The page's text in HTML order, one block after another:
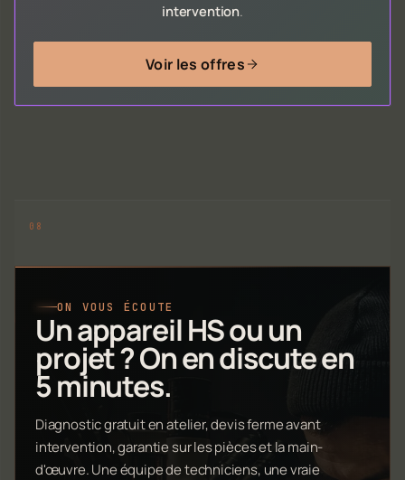
intervention.
Voir les offres
ON VOUS ÉCOUTE
Un appareil HS ou un
projet ? On en discute en
5 minutes.
Diagnostic gratuit en atelier, devis ferme avant
intervention, garantie sur les pièces et la main-
d'œuvre. Une équipe de techniciens, une vraie